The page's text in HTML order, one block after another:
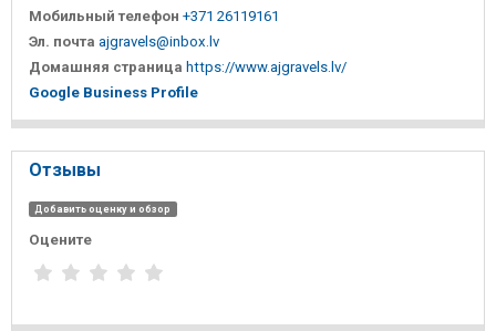
Мобильный телефон +371 26119161
Эл. почта ajgravels@inbox.lv
Домашняя страница https://www.ajgravels.lv/
Google Business Profile
Отзывы
Добавить оценку и обзор
Оцените